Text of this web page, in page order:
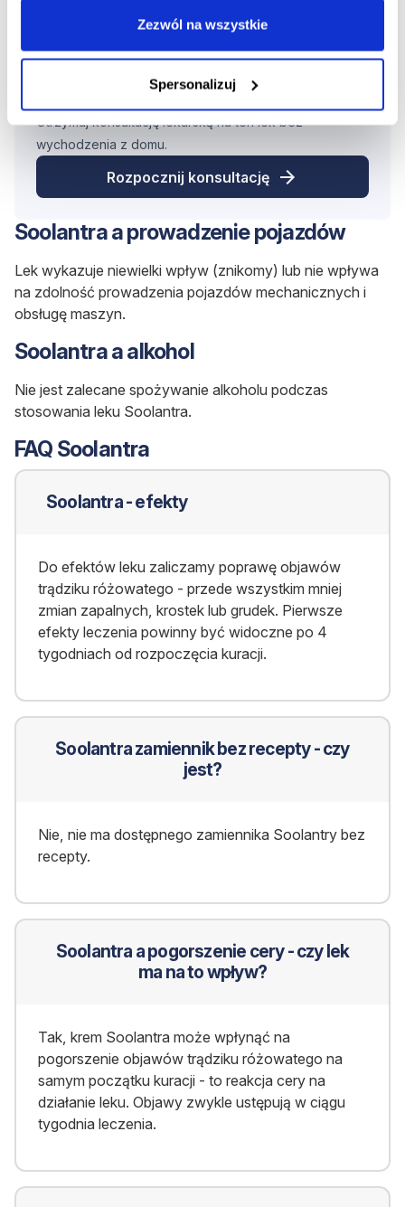
Zezwól na wszystkie
Spersonalizuj
Soolantra. Decyzję podejmuje się, biorąc
Rozpocznij konsultację z Soolantra
Otrzymaj konsultację lekarską na ten lek bez
wychodzenia z domu.
Rozpocznij konsultację
Soolantra a prowadzenie pojazdów
Lek wykazuje niewielki wpływ (znikomy) lub nie wpływa
na zdolność prowadzenia pojazdów mechanicznych i
obsługę maszyn.
Soolantra a alkohol
Nie jest zalecane spożywanie alkoholu podczas
stosowania leku Soolantra.
FAQ Soolantra
Soolantra - efekty
Do efektów leku zaliczamy poprawę objawów
trądziku różowatego - przede wszystkim mniej
zmian zapalnych, krostek lub grudek. Pierwsze
efekty leczenia powinny być widoczne po 4
tygodniach od rozpoczęcia kuracji.
Soolantra zamiennik bez recepty - czy
jest?
Nie, nie ma dostępnego zamiennika Soolantry bez
recepty.
Soolantra a pogorszenie cery - czy lek
ma na to wpływ?
Tak, krem Soolantra może wpłynąć na
pogorszenie objawów trądziku różowatego na
samym początku kuracji - to reakcja cery na
działanie leku. Objawy zwykle ustępują w ciągu
tygodnia leczenia.